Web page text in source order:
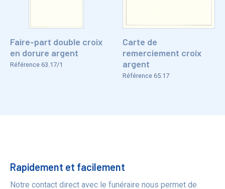
Faire-part double croix
en dorure argent
Référence 63.17/1
Carte de
remerciement croix
argent
Référence 65.17
Bénéfices
Rapidement et facilement
Notre contact direct avec le funéraire nous permet de